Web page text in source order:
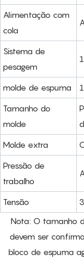
Alimentação com
cola
Sistema de
pesagem
molde de espuma
Tamanho do
molde
Molde extra
Pressão de
trabalho
Tensão
Nota: O tamanho
devem ser
bloco de espuma